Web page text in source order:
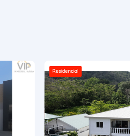
Residencial